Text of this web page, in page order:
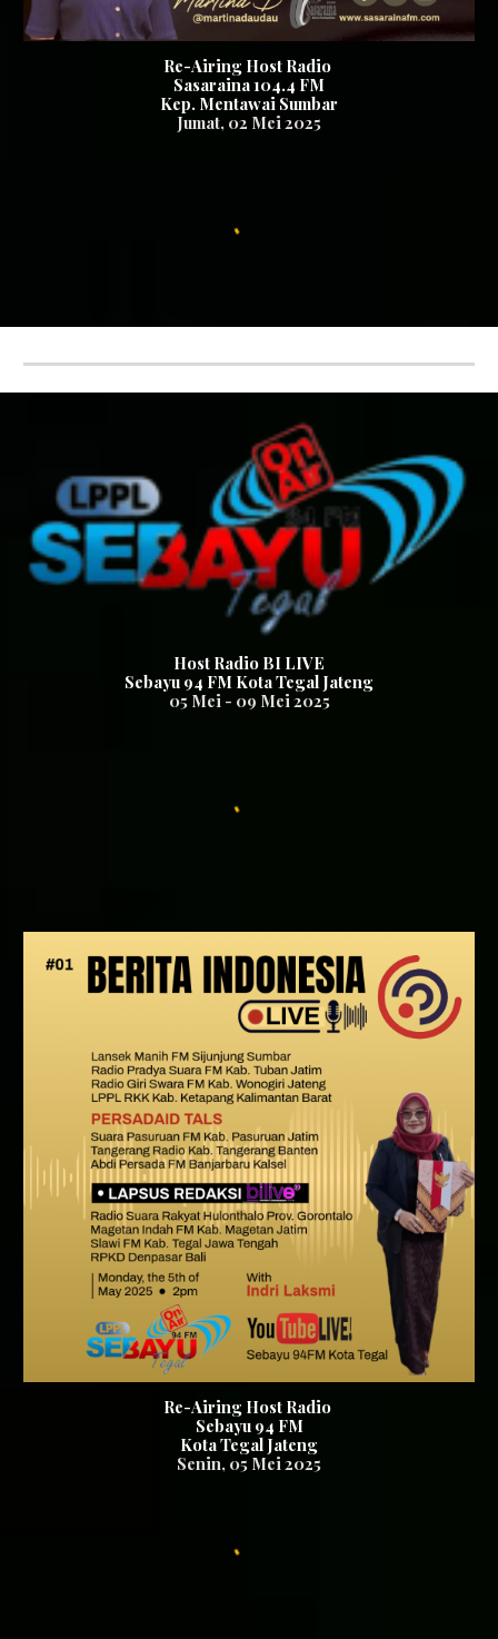
Re-Airing Host Radio
Sasaraina 104.4 FM
Kep. Mentawai Sumbar
Jumat, 02 Mei 2025
Host Radio BI LIVE
Sebayu 94 FM Kota Tegal Jateng
05 Mei- 09 Mei 2025
Re-Airing Host Radio
Sebayu 94 FM
Kota Tegal Jateng
Senin, 05 Mei 2025